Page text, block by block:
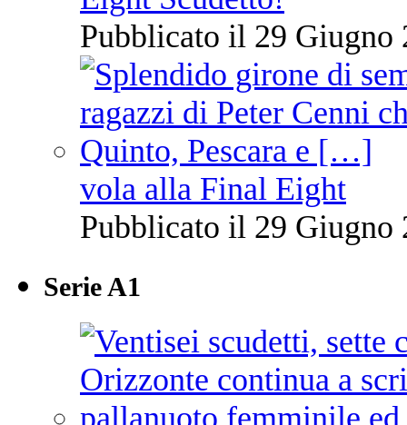
Pubblicato il 29 Giugno
vola alla Final Eight
Pubblicato il 29 Giugno
Serie A1